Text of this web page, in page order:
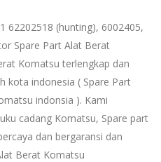
62202518 (hunting), 6002405,
Spare Part Alat Berat
Komatsu terlengkap dan
kota indonesia ( Spare Part
indonsia ). Kami
cadang Komatsu, Spare part
dan bergaransi dan
Berat Komatsu